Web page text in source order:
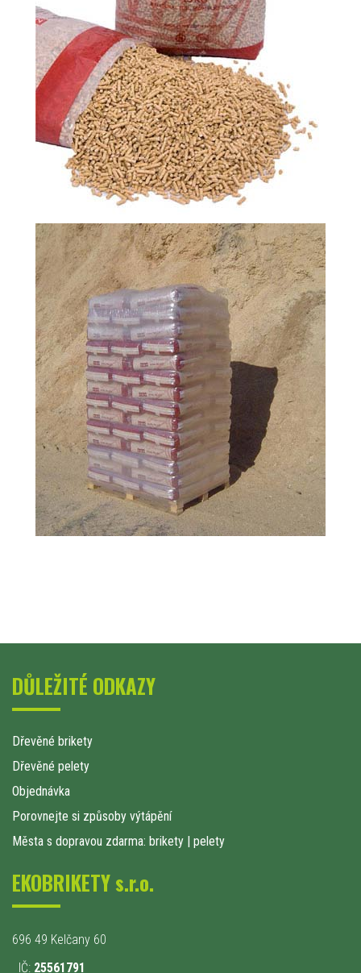
DŮLEŽITÉ ODKAZY
Dřevěné brikety
Dřevěné pelety
Objednávka
Porovnejte si způsoby výtápění
Města s dopravou zdarma: brikety | pelety
EKOBRIKETY s.r.o.
696 49 Kelčany 60
IČ: 25561791